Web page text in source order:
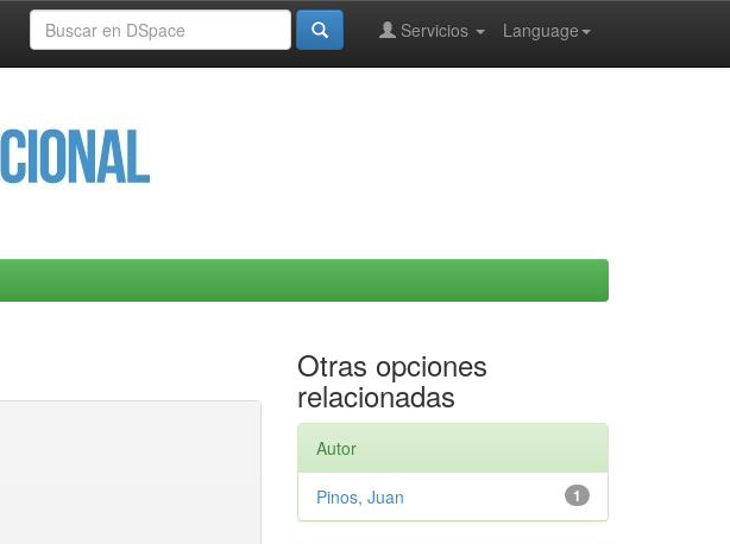
Language
Servicios
Otras opciones
relacionadas
Autor
1
Pinos, Juan